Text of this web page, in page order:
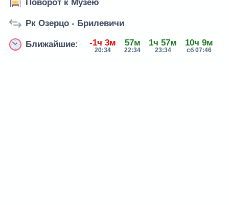
Поворот к Музею
Рк Озерцо - Брилевичи
Ближайшие: -1ч 3м
20:34
57м
22:34
1ч 57м
23:34
10ч 9м
сб 07:46